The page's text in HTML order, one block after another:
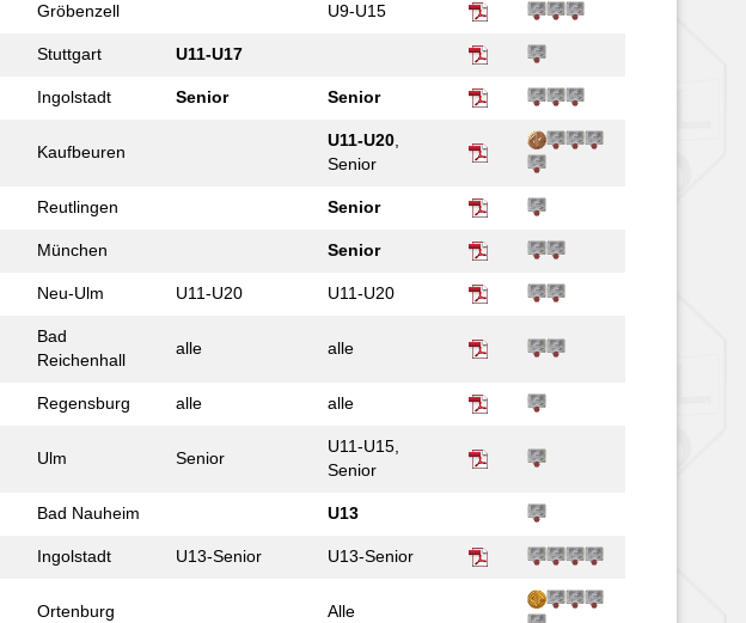
Gröbenzell U9-U15
Stuttgart U11-U17
Ingolstadt Senior Senior
Kaufbeuren
U11-U20,
Senior
Reutlingen Senior
München Senior
Neu-Ulm U11-U20 U11-U20
Bad
Reichenhall
alle alle
Regensburg alle alle
Ulm Senior
U11-U15,
Senior
Bad Nauheim U13
Ingolstadt U13-Senior U13-Senior
Ortenburg Alle